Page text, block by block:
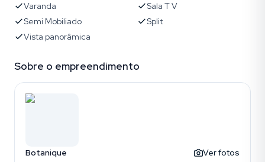
Varanda
Sala T V
Semi Mobiliado
Split
Vista panorâmica
Sobre o empreendimento
Botanique
Ver fotos